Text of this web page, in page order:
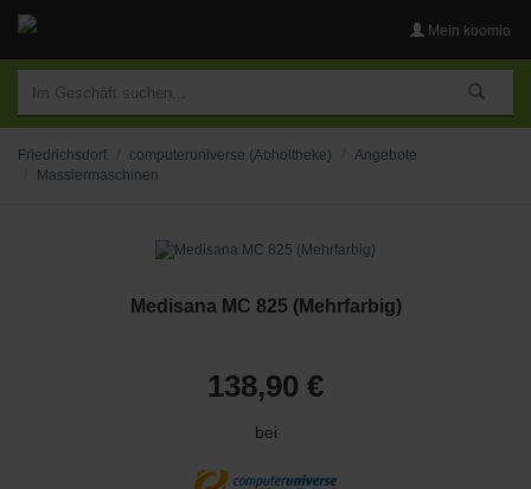
Mein koomio
Friedrichsdorf computeruniverse (Abholtheke)
Angebote
Massiermaschinen
Medisana MC 825 (Mehrfarbig)
138,90 €
bei